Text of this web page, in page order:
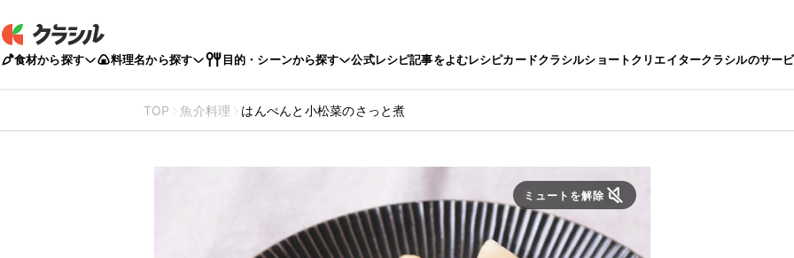
食材から探す 料理名から探す 目的・シーンから探す 公式レシピ記事をよむレシピカードクラシルショートクリエイタークラシルのサー
TOP 魚介料理 はんぺんと小松菜のさっと煮
ミュートを解除